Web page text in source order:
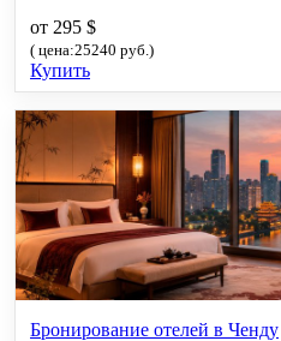
от 295 $
( цена:25240 руб.)
Купить
Бронирование отелей в Ченду